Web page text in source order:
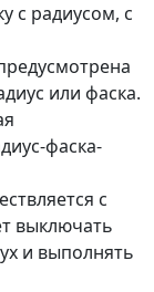
с радиусом, с
или фаска.
фаска-
с
выключать
и выполнять